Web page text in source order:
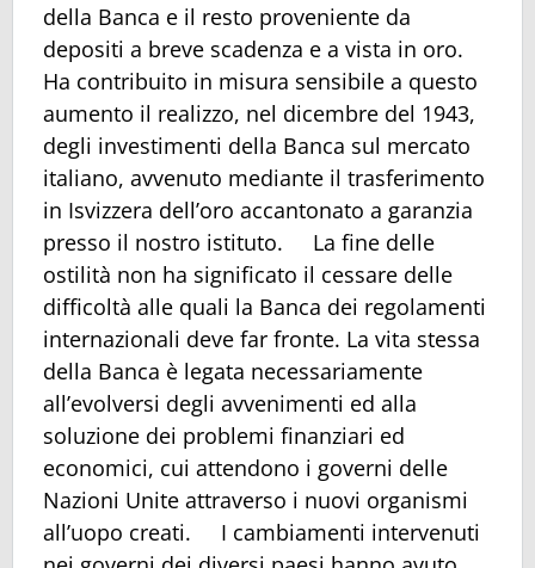
della Banca e il resto proveniente da
depositi a breve scadenza e a vista in oro.
Ha contribuito in misura sensibile a questo
aumento il realizzo, nel dicembre del 1943,
degli investimenti della Banca sul mercato
italiano, avvenuto mediante il trasferimento
in Isvizzera dell’oro accantonato a garanzia
presso il nostro istituto. La fine delle
ostilità non ha significato il cessare delle
difficoltà alle quali la Banca dei regolamenti
internazionali deve far fronte. La vita stessa
della Banca è legata necessariamente
all’evolversi degli avvenimenti ed alla
soluzione dei problemi finanziari ed
economici, cui attendono i governi delle
Nazioni Unite attraverso i nuovi organismi
all’uopo creati. I cambiamenti intervenuti